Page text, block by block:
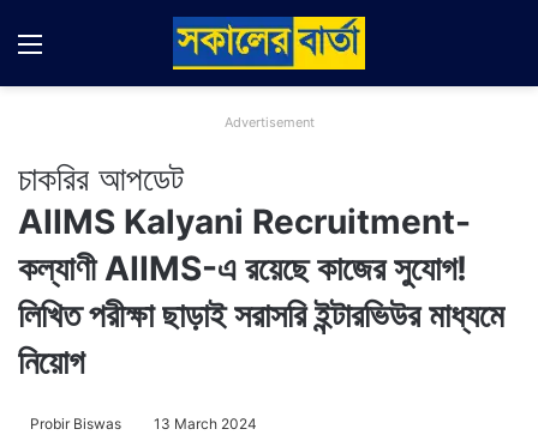
Menu
Advertisement
চাকরির আপডেট
AIIMS Kalyani Recruitment-
কল্যাণী AIIMS-এ রয়েছে কাজের সুযোগ!
লিখিত পরীক্ষা ছাড়াই সরাসরি ইন্টারভিউর মাধ্যমে
নিয়োগ
Probir Biswas 13 March 2024